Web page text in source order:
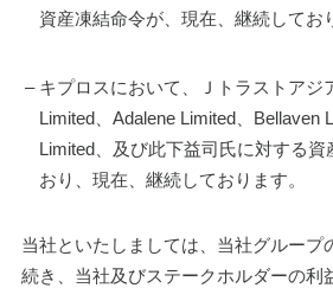
資産凍結命令が、現在、継続してお
– キプロスにおいて、Ｊトラストアジ
Limited、Adalene Limited、Bellaven
Limited、及び此下益司氏に対する資
おり、現在、継続しております。
当社といたしましては、当社グループ
続き、当社及びステークホルダーの利